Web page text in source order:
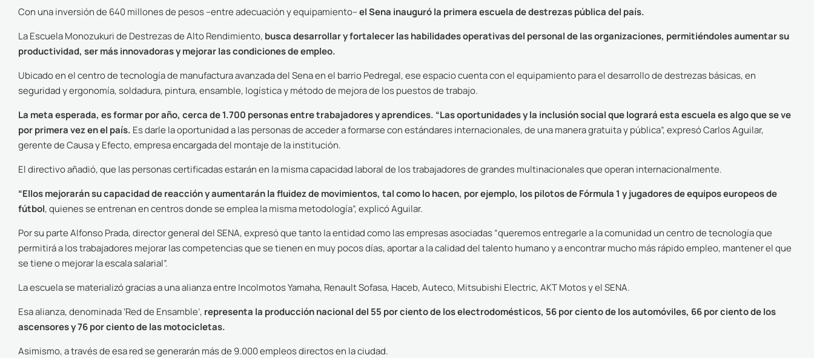
Con una inversión de 640 millones de pesos –entre adecuación y equipamiento–el Sena inauguró la primera escuela de destrezas pública del país.
La Escuela Monozukuri de Destrezas de Alto Rendimiento, busca desarrollar y fortalecer las habilidades operativas del personal de las organizaciones, permitiéndoles aumentar su
productividad, ser más innovadoras y mejorar las condiciones de empleo.
Ubicado en el centro de tecnología de manufactura avanzada del Sena en el barrio Pedregal, ese espacio cuenta con el equipamiento para el desarrollo de destrezas básicas, en
seguridad y ergonomía, soldadura, pintura, ensamble, logística y método de mejora de los puestos de trabajo.
La meta esperada, es formar por año, cerca de 1.700 personas entre trabajadores y aprendices. “Las oportunidades y la inclusión social que logrará esta escuela es algo que se ve
por primera vez en el país. Es darle la oportunidad a las personas de acceder a formarse con estándares internacionales, de una manera gratuita y pública”, expresó Carlos Aguilar,
gerente de Causa y Efecto, empresa encargada del montaje de la institución.
El directivo añadió, que las personas certificadas estarán en la misma capacidad laboral de los trabajadores de grandes multinacionales que operan internacionalmente.
“Ellos mejorarán su capacidad de reacción y aumentarán la fluidez de movimientos, tal como lo hacen, por ejemplo, los pilotos de Fórmula 1 y jugadores de equipos europeos de
fútbol, quienes se entrenan en centros donde se emplea la misma metodología”, explicó Aguilar.
Por su parte Alfonso Prada, director general del SENA, expresó que tanto la entidad como las empresas asociadas “queremos entregarle a la comunidad un centro de tecnología que
permitirá a los trabajadores mejorar las competencias que se tienen en muy pocos días, aportar a la calidad del talento humano y a encontrar mucho más rápido empleo, mantener el que
se tiene o mejorar la escala salarial”.
La escuela se materializó gracias a una alianza entre Incolmotos Yamaha, Renault Sofasa, Haceb, Auteco, Mitsubishi Electric, AKT Motos y el SENA.
Esa alianza, denominada ‘Red de Ensamble’, representa la producción nacional del 55 por ciento de los electrodomésticos, 56 por ciento de los automóviles, 66 por ciento de los
ascensores y 76 por ciento de las motocicletas.
Asimismo, a través de esa red se generarán más de 9.000 empleos directos en la ciudad.